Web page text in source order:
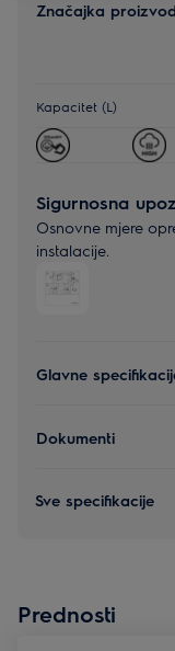
Značajka
Kapacitet (L)
Sigurnosna
Osnovne mjere
instalacije.
Glavne
Dokumenti
Sve specifikacije
Prednosti